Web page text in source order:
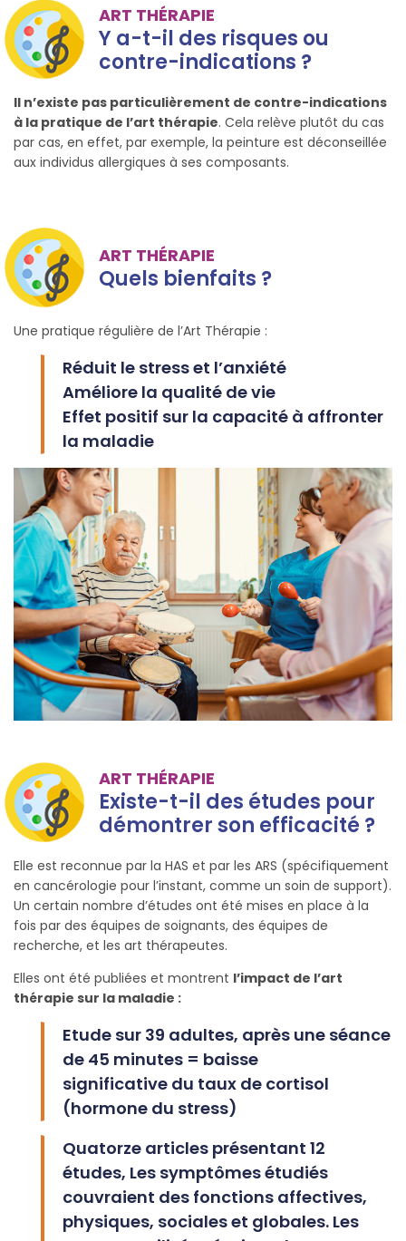
ART THÉRAPIE
Y a-t-il des risques ou
contre-indications ?
Il n’existe pas particulièrement de contre-indications
à la pratique de l’art thérapie. Cela relève plutôt du cas
par cas, en effet, par exemple, la peinture est déconseillée
aux individus allergiques à ses composants.
ART THÉRAPIE
Quels bienfaits ?
Une pratique régulière de l’Art Thérapie :
Réduit le stress et l’anxiété
Améliore la qualité de vie
Effet positif sur la capacité à affronter
la maladie
ART THÉRAPIE
Existe-t-il des études pour
démontrer son efficacité ?
Elle est reconnue par la HAS et par les ARS (spécifiquement
en cancérologie pour l’instant, comme un soin de support).
Un certain nombre d’études ont été mises en place à la
fois par des équipes de soignants, des équipes de
recherche, et les art thérapeutes.
Elles ont été publiées et montrent l’impact de l’art
thérapie sur la maladie :
Etude sur 39 adultes, après une séance
de 45 minutes = baisse
significative du taux de cortisol
(hormone du stress)
Quatorze articles présentant 12
études, Les symptômes étudiés
couvraient des fonctions affectives,
physiques, sociales et globales. Les